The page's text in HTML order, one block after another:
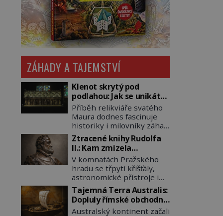
ZÁHADY A TAJEMSTVÍ
Klenot skrytý pod
podlahou: Jak se unikátní
románský poklad dostal
do zapadlého Bečova?
Příběh relikviáře svatého
Maura dodnes fascinuje
historiky i milovníky záhad
po celém světě. Tato
románská zlatnická
památka ze 13. století je
po českých korunovačních
klenotech druhým
nejcennějším movitým
majetkem v České
republice. Přestože byl
klenot v roce 1985 po
Ztracené knihy Rudolfa
II.: Kam zmizela
nejzáhadnější knihovna
Evropy?
V komnatách Pražského
hradu se třpytí křišťály,
astronomické přístroje i
podivné alchymistické
rukopisy. Císař Rudolf II.
shromažďuje vše, co
souvisí s tajemstvím
Tajemná Terra Australis:
Dopluly římské obchodní
lodě až do Austrálie?
Australský kontinent začali